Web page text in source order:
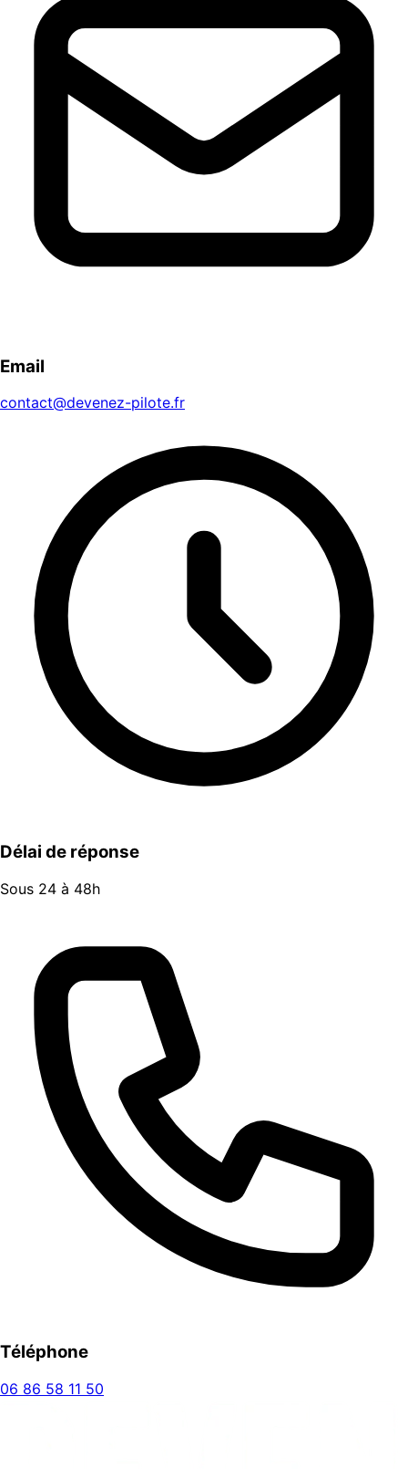
Email
contact@devenez-pilote.fr
Délai de réponse
Sous 24 à 48h
Téléphone
06 86 58 11 50